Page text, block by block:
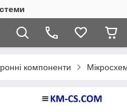
компоненти